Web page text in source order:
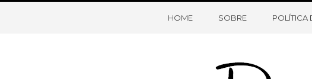
HOME SOBRE POLÍTICA